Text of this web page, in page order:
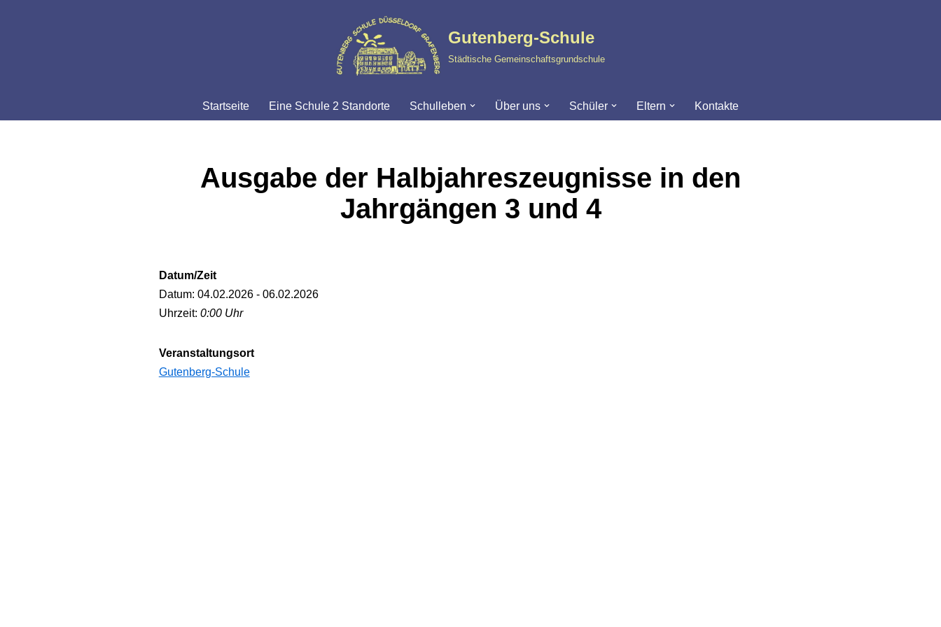
Gutenberg-Schule
Städtische Gemeinschaftsgrundschule
Startseite Eine Schule 2 Standorte Schulleben Über uns Schüler Eltern Kontakte
Ausgabe der Halbjahreszeugnisse in den
Jahrgängen 3 und 4
Datum/Zeit
Datum: 04.02.2026 - 06.02.2026
Uhrzeit: 0:00 Uhr
Veranstaltungsort
Gutenberg-Schule